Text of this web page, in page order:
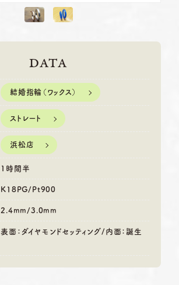
DATA
結婚指輪（ワックス）
ストレート
浜松店
1時間半
K18PG/Pt900
2.4mm/3.0mm
表面：ダイヤモンドセッティング/内面：誕生